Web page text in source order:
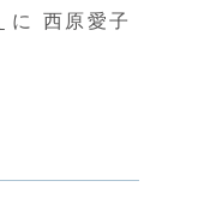
に 西原愛子